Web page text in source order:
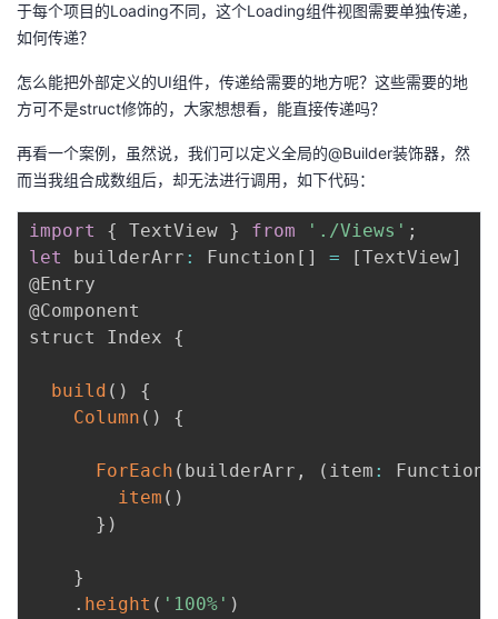
于每个项目的Loading不同，这个Loading组件视图需要单独传递，
如何传递？
怎么能把外部定义的UI组件，传递给需要的地方呢？这些需要的地
方可不是struct修饰的，大家想想看，能直接传递吗？
再看一个案例，虽然说，我们可以定义全局的@Builder装饰器，然
而当我组合成数组后，却无法进行调用，如下代码：
import { TextView } from './Views' ;
let
builderArr : Function [ ] = [TextView]
@Entry
@Component
struct Index {
build ( )
{
Column ( ) {
ForEach ( builderArr , ( item : Function
item ( )
} )
}
. height ( '100%' )